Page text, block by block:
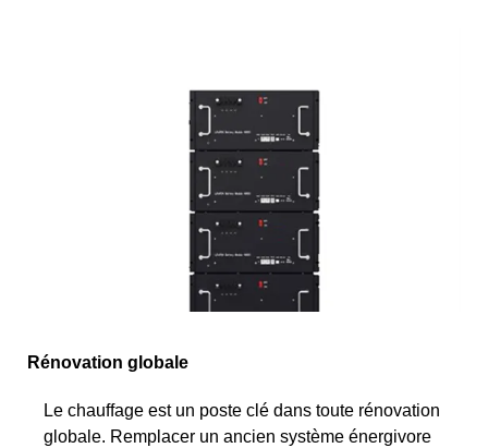
Rénovation globale
Le chauffage est un poste clé dans toute rénovation
globale. Remplacer un ancien système énergivore